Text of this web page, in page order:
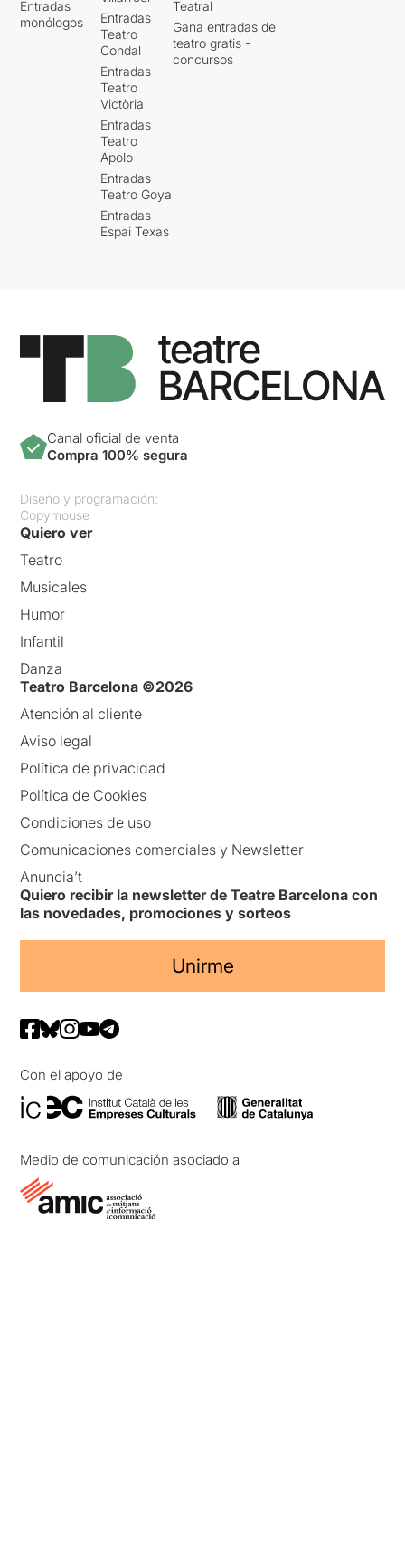
Entradas
monólogos
Entradas
Teatro
Condal
Entradas
Teatro
Victòria
Entradas
Teatro
Apolo
Entradas
Teatro Goya
Entradas
Espai Texas
Teatral
Gana entradas de
teatro gratis -
concursos
Canal oficial de venta
Compra 100% segura
Diseño y programación:
Copymouse
Quiero ver
Teatro
Musicales
Humor
Infantil
Danza
Teatro Barcelona ©2026
Atención al cliente
Aviso legal
Política de privacidad
Política de Cookies
Condiciones de uso
Comunicaciones comerciales y Newsletter
Anuncia’t
Quiero recibir la newsletter de Teatre Barcelona con
las novedades, promociones y sorteos
Unirme
Con el apoyo de
Medio de comunicación asociado a